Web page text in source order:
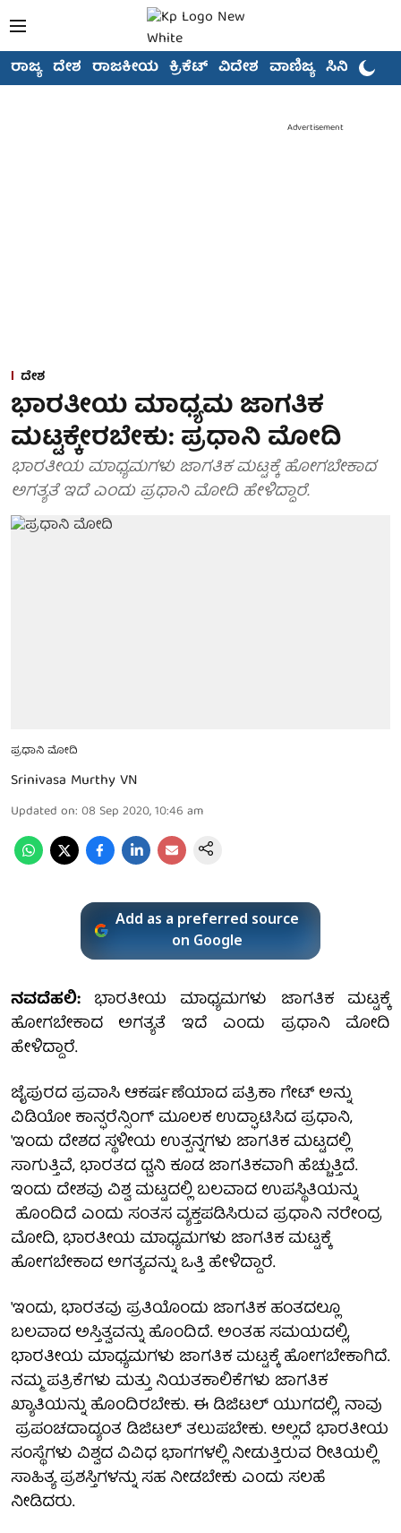
ರಾಜ್ಯ ದೇಶ ರಾಜಕೀಯ ಕ್ರಿಕೆಟ್ ವಿದೇಶ ವಾಣಿಜ್ಯ ಸಿನಿಮಾ
Advertisement
ದೇಶ
ಭಾರತೀಯ ಮಾಧ್ಯಮ ಜಾಗತಿಕ
ಮಟ್ಟಕ್ಕೇರಬೇಕು: ಪ್ರಧಾನಿ ಮೋದಿ
ಭಾರತೀಯ ಮಾಧ್ಯಮಗಳು ಜಾಗತಿಕ ಮಟ್ಟಕ್ಕೆ ಹೋಗಬೇಕಾದ
ಅಗತ್ಯತೆ ಇದೆ ಎಂದು ಪ್ರಧಾನಿ ಮೋದಿ ಹೇಳಿದ್ದಾರೆ.
ಪ್ರಧಾನಿ ಮೋದಿ
Srinivasa Murthy VN
Updated on: 08 Sep 2020, 10:46 am
Add as a preferred source
on Google
ನವದೆಹಲಿ: ಭಾರತೀಯ ಮಾಧ್ಯಮಗಳು ಜಾಗತಿಕ ಮಟ್ಟಕ್ಕೆ
ಹೋಗಬೇಕಾದ ಅಗತ್ಯತೆ ಇದೆ ಎಂದು ಪ್ರಧಾನಿ ಮೋದಿ
ಹೇಳಿದ್ದಾರೆ.
ಜೈಪುರದ ಪ್ರವಾಸಿ ಆಕರ್ಷಣೆಯಾದ ಪತ್ರಿಕಾ ಗೇಟ್ ಅನ್ನು
ವಿಡಿಯೋ ಕಾನ್ಫರೆನ್ಸಿಂಗ್ ಮೂಲಕ ಉದ್ಘಾಟಿಸಿದ ಪ್ರಧಾನಿ,
'ಇಂದು ದೇಶದ ಸ್ಥಳೀಯ ಉತ್ಪನ್ನಗಳು ಜಾಗತಿಕ ಮಟ್ಟದಲ್ಲಿ
ಸಾಗುತ್ತಿವೆ, ಭಾರತದ ಧ್ವನಿ ಕೂಡ ಜಾಗತಿಕವಾಗಿ ಹೆಚ್ಚುತ್ತಿದೆ.
ಇಂದು ದೇಶವು ವಿಶ್ವ ಮಟ್ಟದಲ್ಲಿ ಬಲವಾದ ಉಪಸ್ಥಿತಿಯನ್ನು
ಹೊಂದಿದೆ ಎಂದು ಸಂತಸ ವ್ಯಕ್ತಪಡಿಸಿರುವ ಪ್ರಧಾನಿ ನರೇಂದ್ರ
ಮೋದಿ, ಭಾರತೀಯ ಮಾಧ್ಯಮಗಳು ಜಾಗತಿಕ ಮಟ್ಟಕ್ಕೆ
ಹೋಗಬೇಕಾದ ಅಗತ್ಯವನ್ನು ಒತ್ತಿ ಹೇಳಿದ್ದಾರೆ.
'ಇಂದು, ಭಾರತವು ಪ್ರತಿಯೊಂದು ಜಾಗತಿಕ ಹಂತದಲ್ಲೂ
ಬಲವಾದ ಅಸ್ತಿತ್ವವನ್ನು ಹೊಂದಿದೆ. ಅಂತಹ ಸಮಯದಲ್ಲಿ,
ಭಾರತೀಯ ಮಾಧ್ಯಮಗಳು ಜಾಗತಿಕ ಮಟ್ಟಕ್ಕೆ ಹೋಗಬೇಕಾಗಿದೆ.
ನಮ್ಮ ಪತ್ರಿಕೆಗಳು ಮತ್ತು ನಿಯತಕಾಲಿಕೆಗಳು ಜಾಗತಿಕ
ಖ್ಯಾತಿಯನ್ನು ಹೊಂದಿರಬೇಕು. ಈ ಡಿಜಿಟಲ್ ಯುಗದಲ್ಲಿ, ನಾವು
ಪ್ರಪಂಚದಾದ್ಯಂತ ಡಿಜಿಟಲ್ ತಲುಪಬೇಕು. ಅಲ್ಲದೆ ಭಾರತೀಯ
ಸಂಸ್ಥೆಗಳು ವಿಶ್ವದ ವಿವಿಧ ಭಾಗಗಳಲ್ಲಿ ನೀಡುತ್ತಿರುವ ರೀತಿಯಲ್ಲಿ
ಸಾಹಿತ್ಯ ಪ್ರಶಸ್ತಿಗಳನ್ನು ಸಹ ನೀಡಬೇಕು ಎಂದು ಸಲಹೆ
ನೀಡಿದರು.